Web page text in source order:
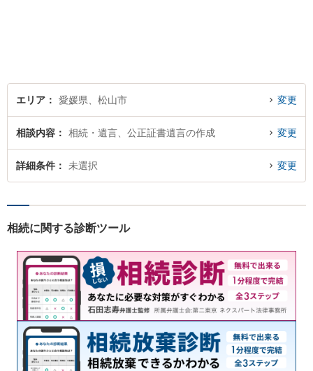
エリア 愛媛県、松山市 変更
相談内容 相続・遺言、公正証書遺言の作成 変更
詳細条件 未選択 変更
相続に関する診断ツール